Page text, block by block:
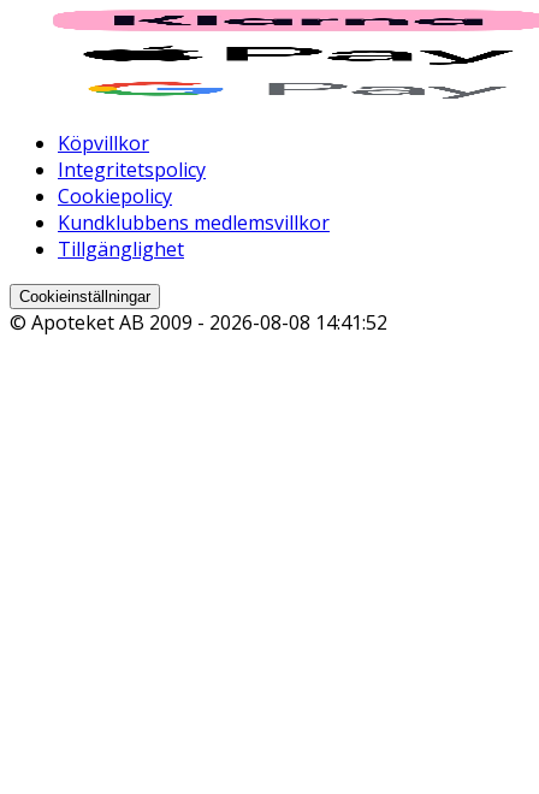
Köpvillkor
Integritetspolicy
Cookiepolicy
Kundklubbens medlemsvillkor
Tillgänglighet
Cookieinställningar
© Apoteket AB 2009 - 2026-08-08 14:41:52